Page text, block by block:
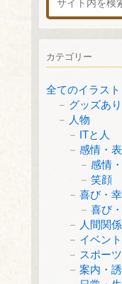
カテゴリー
全てのイラスト
グッズあり
人物
ITと人
感情・
感情
笑顔
喜び・
喜び
人間関係
イベント
スポーツ
案内・